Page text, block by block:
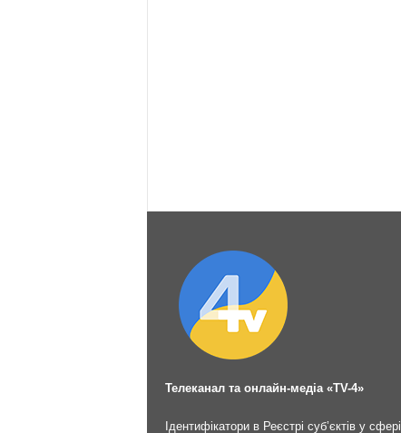
Телеканал та онлайн-медіа «TV-4»
Ідентифікатори в Реєстрі суб’єктів у сфері